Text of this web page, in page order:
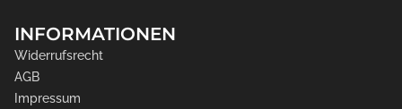
INFORMATIONEN
Widerrufsrecht
AGB
Impressum